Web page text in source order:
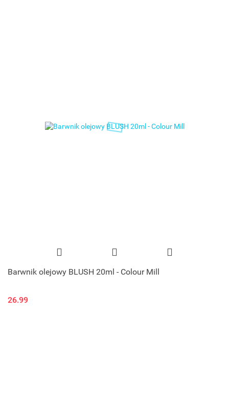
Barwnik olejowy BLUSH 20ml - Colour Mill
26.99